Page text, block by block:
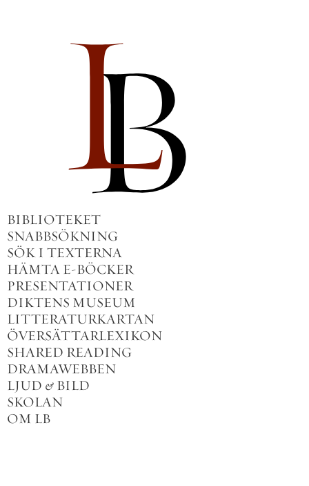
BIBLIOTEKET
SNABBSÖKNING
SÖK I TEXTERNA
HÄMTA E-BÖCKER
PRESENTATIONER
DIKTENS MUSEUM
LITTERATURKARTAN
ÖVERSÄTTARLEXIKON
SHARED READING
DRAMAWEBBEN
LJUD & BILD
SKOLAN
OM LB